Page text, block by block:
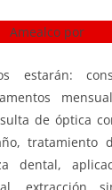
estarán:
de óptica
tratamiento
dental,
extracción